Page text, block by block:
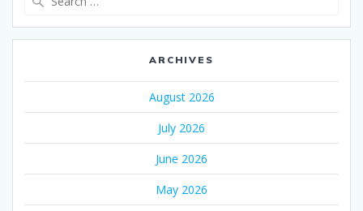
ARCHIVES
August 2026
July 2026
June 2026
May 2026